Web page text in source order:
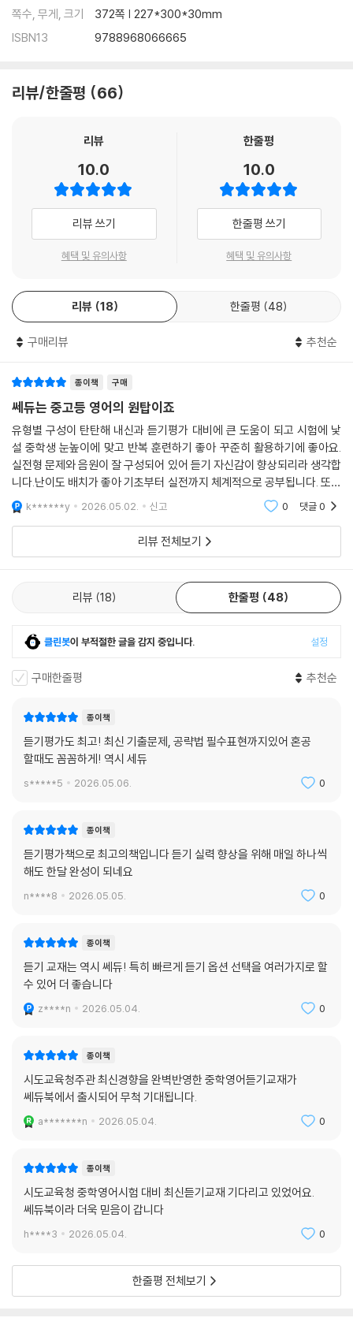
유형 16 알맞은 응답 찾기
쪽수, 무게, 크기
372쪽 | 227*300*30mm
ISBN13
9788968066665
리뷰/한줄평 66
리뷰
10.0
리뷰 쓰기
혜택 및 유의사항
한줄평
10.0
한줄평 쓰기
혜택 및 유의사항
리뷰 18 한줄평 48
구매리뷰 추천순
종이책 구매
쎄듀는 중고등 영어의 원탑이죠
유형별 구성이 탄탄해 내신과 듣기평가 대비에 큰 도움이 되고 시험에 낯
설 중학생 눈높이에 맞고 반복 훈련하기 좋아 꾸준히 활용하기에 좋아요.
실전형 문제와 음원이 잘 구성되어 있어 듣기 자신감이 향상되리라 생각합
니다.난이도 배치가 좋아 기초부터 실전까지 체계적으로 공부됩니다. 또한
학교 시험 대비와 영어듣기 습관 잡기에 만족도 높은 교재일꺼라 생각됩니
다.
k******y 2026.05.02. 신고 0 댓글0
리뷰 전체보기
리뷰 18 한줄평 48
클린봇이 부적절한 글을 감지 중입니다. 설정
구매한줄평 추천순
종이책
듣기평가도 최고! 최신 기출문제, 공략법 필수표현까지있어 혼공
할때도 꼼꼼하게! 역시 세듀
s*****5 2026.05.06. 0
종이책
듣기평가책으로 최고의책입니다 듣기 실력 향상을 위해 매일 하나씩
해도 한달 완성이 되네요
n****8 2026.05.05. 0
종이책
듣기 교재는 역시 쎄듀! 특히 빠르게 듣기 옵션 선택을 여러가지로 할
수 있어 더 좋습니다
z****n 2026.05.04. 0
종이책
시도교육청주관 최신경향을 완벽반영한 중학영어듣기교재가
쎄듀북에서 출시되어 무척 기대됩니다.
a*******n 2026.05.04. 0
종이책
시도교육청 중학영어시험 대비 최신듣기교재 기다리고 있었어요.
쎄듀북이라 더욱 믿음이 갑니다
h****3 2026.05.04. 0
한줄평 전체보기